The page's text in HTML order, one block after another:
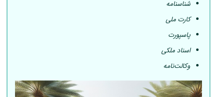
شناسنامه
کارت ملی
پاسپورت
اسناد ملکی
وکالت‌نامه